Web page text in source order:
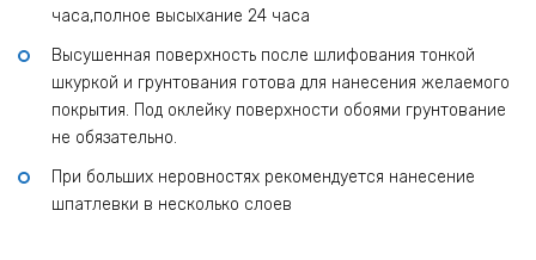
часа,полное высыхание 24 часа
Высушенная поверхность после шлифования тонкой
шкуркой и грунтования готова для нанесения желаемого
покрытия. Под оклейку поверхности обоями грунтование
не обязательно.
При больших неровностях рекомендуется нанесение
шпатлевки в несколько слоев